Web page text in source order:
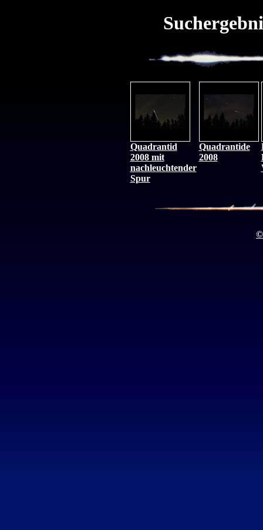
Quadrantid
2008 mit
nachleuchtender
Spur
Quadrantide
2008
©